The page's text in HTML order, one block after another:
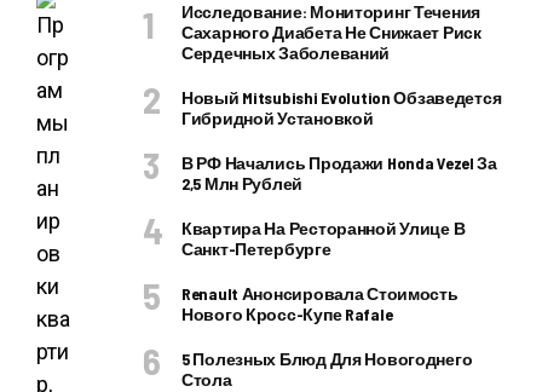
Исследование: Мониторинг Течения
Сахарного Диабета Не Снижает Риск
Сердечных Заболеваний
Новый Mitsubishi Evolution Обзаведется
Гибридной Установкой
В РФ Начались Продажи Honda Vezel За
2,5 Млн Рублей
Квартира На Ресторанной Улице В
Санкт-Петербурге
Renault Анонсировала Стоимость
Нового Кросс-Купе Rafale
5 Полезных Блюд Для Новогоднего
Стола